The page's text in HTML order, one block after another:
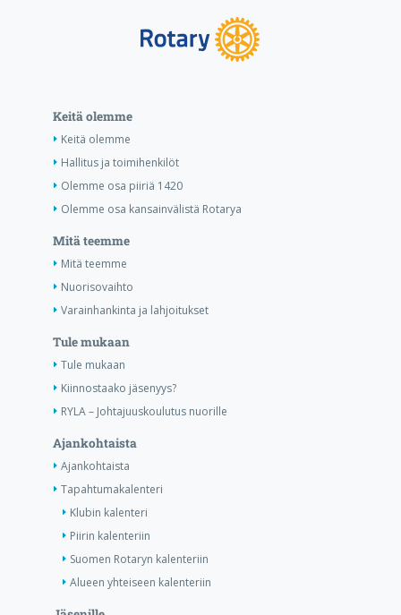
Keitä olemme
Keitä olemme
Hallitus ja toimihenkilöt
Olemme osa piiriä 1420
Olemme osa kansainvälistä Rotarya
Mitä teemme
Mitä teemme
Nuorisovaihto
Varainhankinta ja lahjoitukset
Tule mukaan
Tule mukaan
Kiinnostaako jäsenyys?
RYLA – Johtajuuskoulutus nuorille
Ajankohtaista
Ajankohtaista
Tapahtumakalenteri
Klubin kalenteri
Piirin kalenteriin
Suomen Rotaryn kalenteriin
Alueen yhteiseen kalenteriin